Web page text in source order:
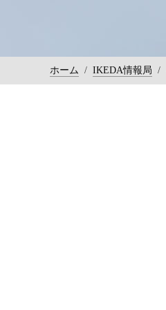
ホーム / IKEDA情報局 /